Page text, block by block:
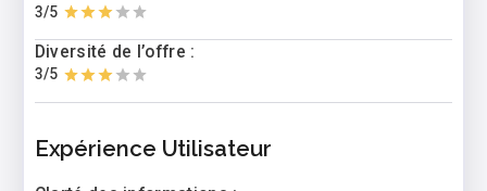
3/5
Diversité de l’offre :
3/5
Expérience Utilisateur